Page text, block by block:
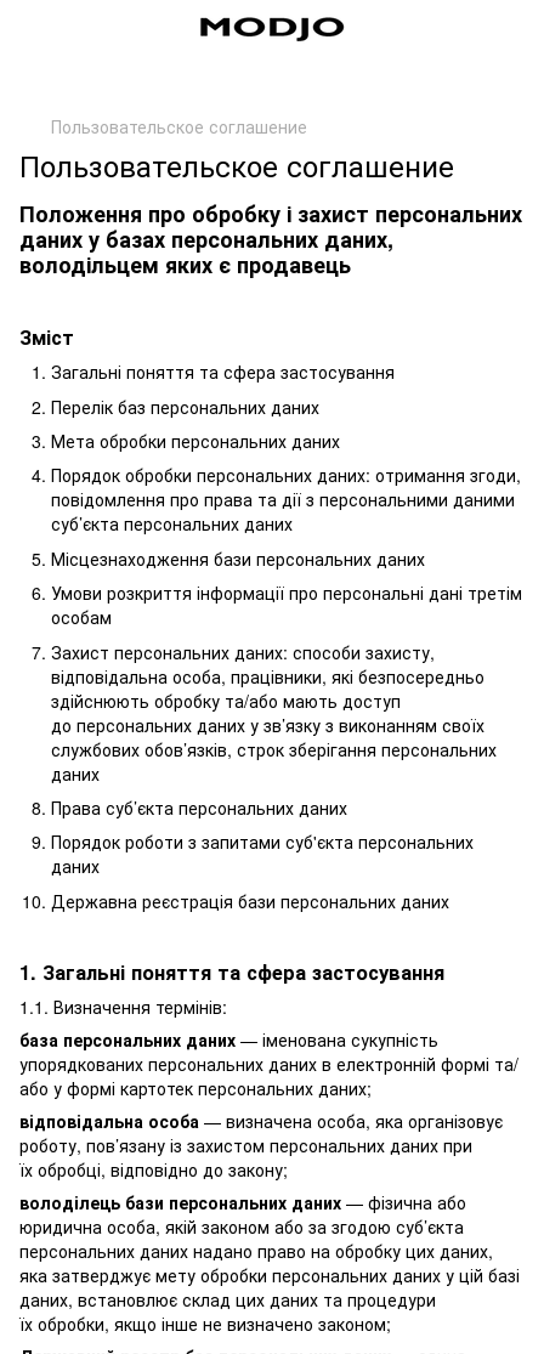
Пользовательское соглашение
Пользовательское соглашение
Положення про обробку і захист персональних
даних у базах персональних даних,
володільцем яких є продавець
Зміст
Загальні поняття та сфера застосування
Перелік баз персональних даних
Мета обробки персональних даних
Порядок обробки персональних даних: отримання згоди,
повідомлення про права та дії з персональними даними
суб’єкта персональних даних
Місцезнаходження бази персональних даних
Умови розкриття інформації про персональні дані третім
особам
Захист персональних даних: способи захисту,
відповідальна особа, працівники, які безпосередньо
здійснюють обробку та/або мають доступ
до персональних даних у зв’язку з виконанням своїх
службових обов’язків, строк зберігання персональних
даних
Права суб’єкта персональних даних
Порядок роботи з запитами суб'єкта персональних
даних
Державна реєстрація бази персональних даних
1. Загальні поняття та сфера застосування
1.1. Визначення термінів:
база персональних даних — іменована сукупність
упорядкованих персональних даних в електронній формі та/
або у формі картотек персональних даних;
відповідальна особа — визначена особа, яка організовує
роботу, пов’язану із захистом персональних даних при
їх обробці, відповідно до закону;
володілець бази персональних даних — фізична або
юридична особа, якій законом або за згодою суб’єкта
персональних даних надано право на обробку цих даних,
яка затверджує мету обробки персональних даних у цій базі
даних, встановлює склад цих даних та процедури
їх обробки, якщо інше не визначено законом;